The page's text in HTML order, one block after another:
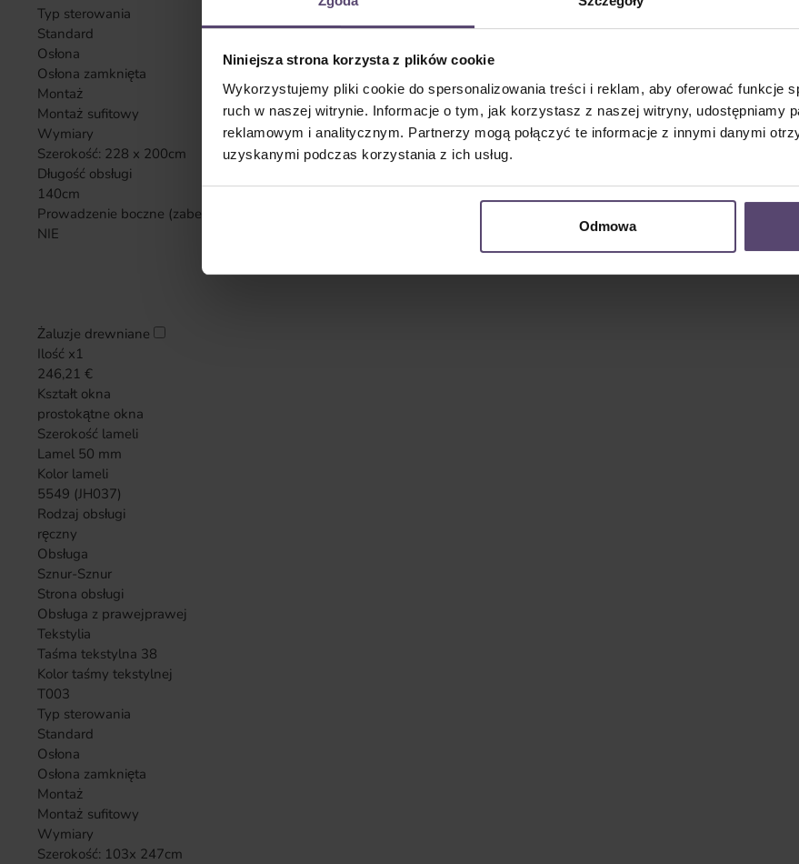
Niniejsza strona korzysta z plików cookie
Wykorzystujemy pliki cookie do spersonalizowania treści i reklam, aby oferować funkcje
ruch w naszej witrynie. Informacje o tym, jak korzystasz z naszej witryny, udostępniamy
reklamowym i analitycznym. Partnerzy mogą połączyć te informacje z innymi danymi
uzyskanymi podczas korzystania z ich usług.
Odmowa
Typ sterowania
Standard
Osłona
Osłona zamknięta
Montaż
Montaż sufitowy
Wymiary
Szerokość: 228 x 200cm
Długość obsługi
140cm
Prowadzenie boczne (zabezpieczenie wahadłowe)
NIE
Żaluzje drewniane
Ilość x1
246,21 €
Kształt okna
prostokątne okna
Szerokość lameli
Lamel 50 mm
Kolor lameli
5549 (JH037)
Rodzaj obsługi
ręczny
Obsługa
Sznur-Sznur
Strona obsługi
Obsługa z prawejprawej
Tekstylia
Taśma tekstylna 38
Kolor taśmy tekstylnej
T003
Typ sterowania
Standard
Osłona
Osłona zamknięta
Montaż
Montaż sufitowy
Wymiary
Szerokość: 103x 247cm